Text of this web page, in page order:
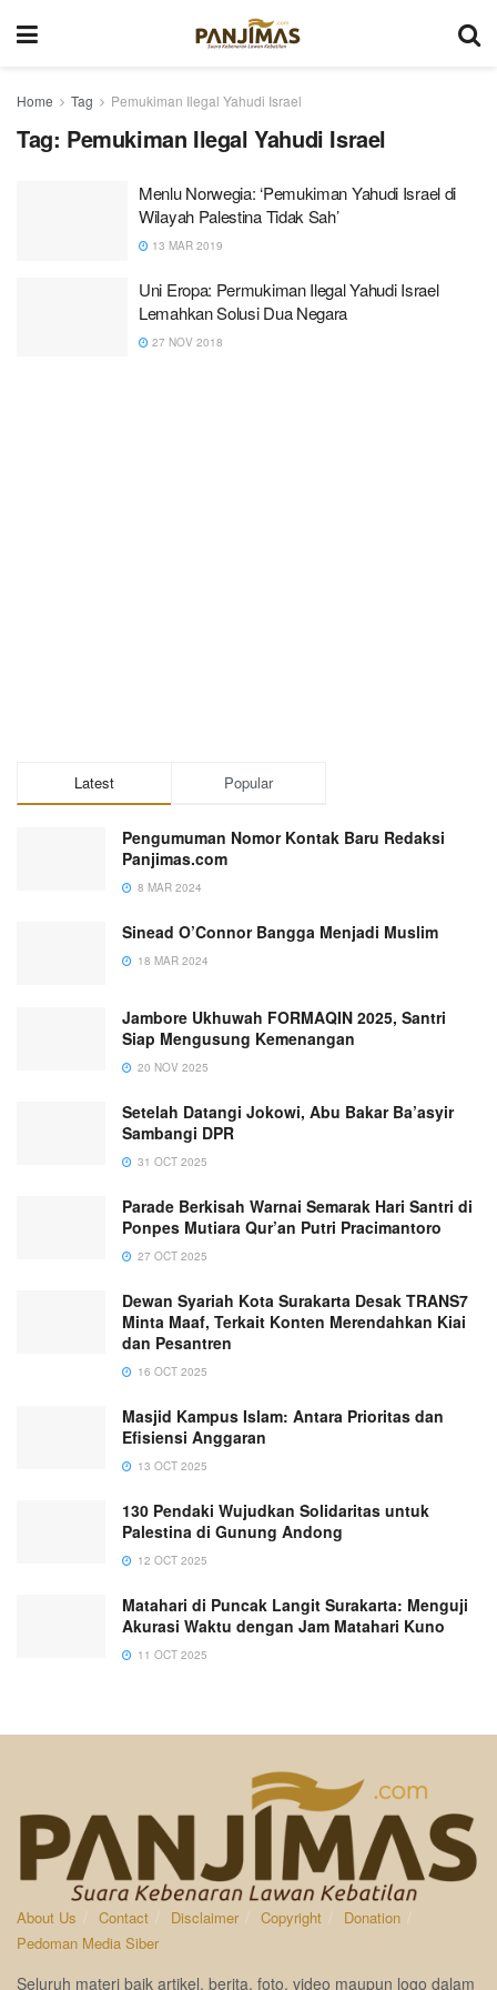
Home Tag Pemukiman Ilegal Yahudi Israel
Tag: Pemukiman Ilegal Yahudi Israel
Menlu Norwegia: ‘Pemukiman Yahudi Israel di
Wilayah Palestina Tidak Sah’
13 MAR 2019
Uni Eropa: Permukiman Ilegal Yahudi Israel
Lemahkan Solusi Dua Negara
27 NOV 2018
Latest Popular
Pengumuman Nomor Kontak Baru Redaksi
Panjimas.com
8 MAR 2024
Sinead O’Connor Bangga Menjadi Muslim
18 MAR 2024
Jambore Ukhuwah FORMAQIN 2025, Santri
Siap Mengusung Kemenangan
20 NOV 2025
Setelah Datangi Jokowi, Abu Bakar Ba’asyir
Sambangi DPR
31 OCT 2025
Parade Berkisah Warnai Semarak Hari Santri di
Ponpes Mutiara Qur’an Putri Pracimantoro
27 OCT 2025
Dewan Syariah Kota Surakarta Desak TRANS7
Minta Maaf, Terkait Konten Merendahkan Kiai
dan Pesantren
16 OCT 2025
Masjid Kampus Islam: Antara Prioritas dan
Efisiensi Anggaran
13 OCT 2025
130 Pendaki Wujudkan Solidaritas untuk
Palestina di Gunung Andong
12 OCT 2025
Matahari di Puncak Langit Surakarta: Menguji
Akurasi Waktu dengan Jam Matahari Kuno
11 OCT 2025
About Us Contact Disclaimer Copyright
Donation
Pedoman Media Siber
Seluruh materi baik artikel, berita, foto, video maupun logo dalam